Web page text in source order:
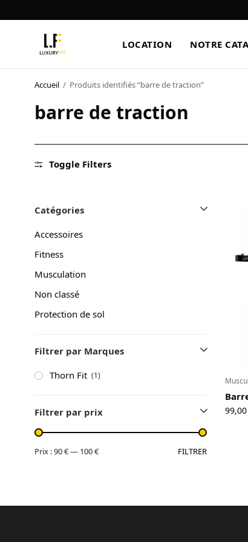
LOCATION NOTRE
Accueil / Produits identifiés “barre de traction”
barre de traction
Toggle Filters
Catégories
Accessoires
Fitness
Musculation
Non classé
Protection de sol
Filtrer par Marques
Thorn Fit (1)
Filtrer par prix
FILTRER
Prix :90 €— 100 €
99,00
CONTACT
Blog
Boutique